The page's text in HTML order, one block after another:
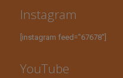
Instagram
[instagram feed="67678"]
YouTube